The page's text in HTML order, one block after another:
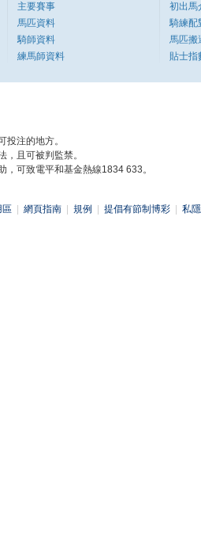
主要賽事
馬匹資料
騎師資料
練馬師資料
初出馬
騎練配
馬匹搬
貼士指
投注的地方。
，且可被判監禁。
，可致電平和基金熱線1834 633。
區 網頁指南 規例 提倡有節制博彩 私